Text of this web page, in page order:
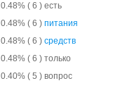
0.48% ( 6 ) есть
0.48% ( 6 ) питания
0.48% ( 6 ) средств
0.48% ( 6 ) только
0.40% ( 5 ) вопрос